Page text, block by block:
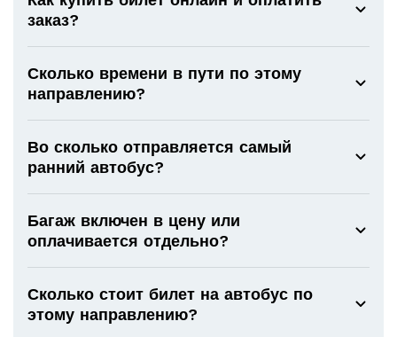
заказ?
Сколько времени в пути по этому
направлению?
Во сколько отправляется самый
ранний автобус?
Багаж включен в цену или
оплачивается отдельно?
Сколько стоит билет на автобус по
этому направлению?